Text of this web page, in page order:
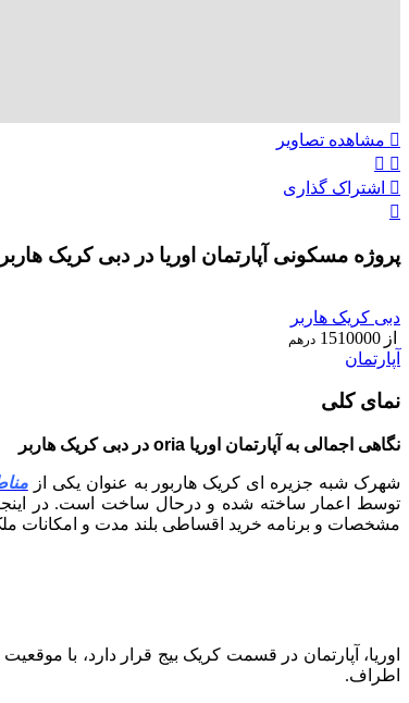
مشاهده تصاویر
اشتراک گذاری
پروژه مسکونی آپارتمان اوریا در دبی کریک هاربر
دبی کریک هاربر
از 1510000 درهم
آپارتمان
نمای کلی
نگاهی اجمالی به آپارتمان اوریا oria در دبی کریک هاربر
شهرک شبه جزیره ای کریک هاربور به عنوان یکی از
توسط اعمار ساخته شده و درحال ساخت است. در
مشخصات و برنامه خرید اقساطی بلند مدت و امکانات
اوریا، آپارتمان در قسمت کریک بیج قرار دارد، با
اطراف.